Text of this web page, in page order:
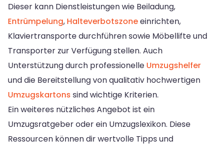
Dieser kann Dienstleistungen wie Beiladung,
Entrümpelung, Halteverbotszoneeinrichten,
Klaviertransporte durchführen sowie Möbellifte und
Transporter zur Verfügung stellen. Auch
Unterstützung durch professionelle Umzugshelfer
und die Bereitstellung von qualitativ hochwertigen
Umzugskartons sind wichtige Kriterien.
Ein weiteres nützliches Angebot ist ein
Umzugsratgeber oder ein Umzugslexikon. Diese
Ressourcen können dir wertvolle Tipps und